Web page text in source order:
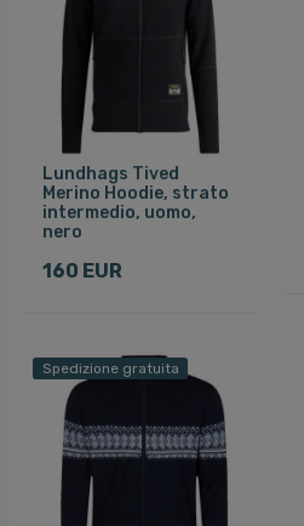
Lundhags Tived
Merino Hoodie, strato
intermedio, uomo,
nero
160 EUR
Spedizione gratuita